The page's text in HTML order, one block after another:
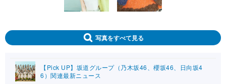
写真をすべて見る
【Pick UP】坂道グループ（乃木坂46、櫻坂46、日向坂4
6）関連最新ニュース